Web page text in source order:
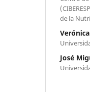
de la
José